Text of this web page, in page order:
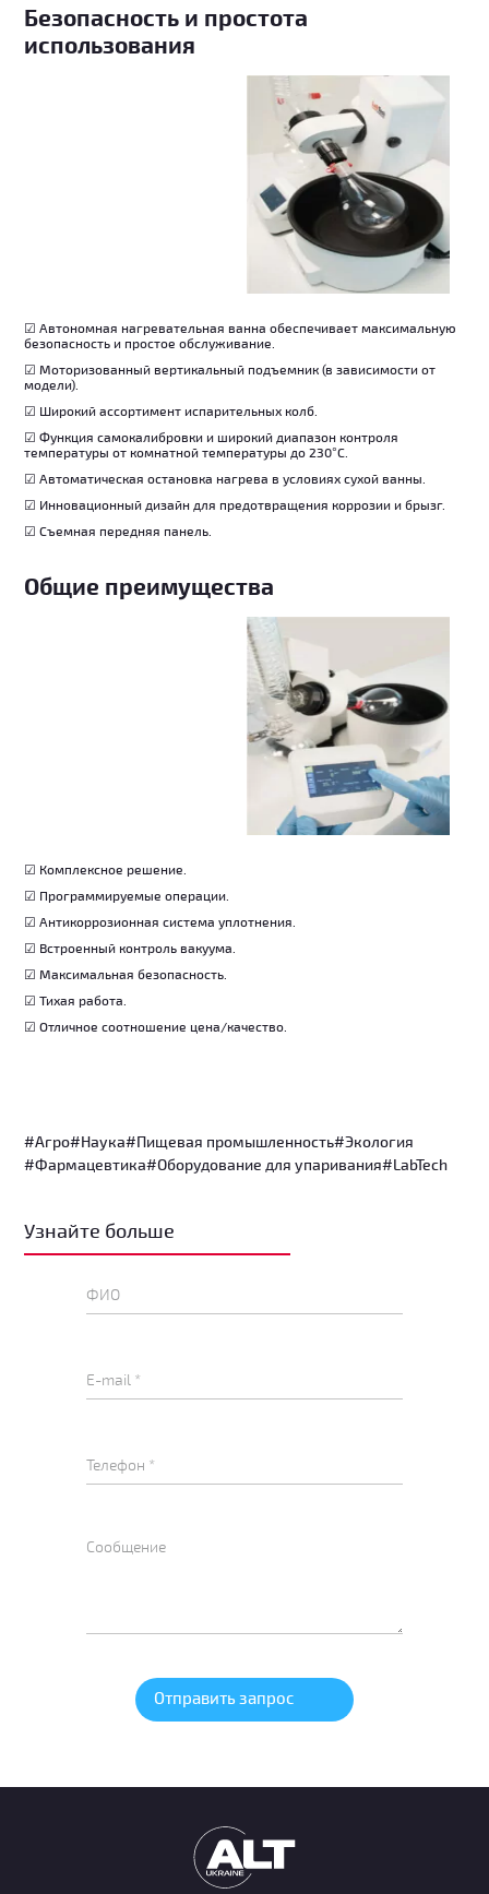
Безопасность и простота
использования
☑ Автономная нагревательная ванна обеспечивает максимальную
безопасность и простое обслуживание.
☑ Моторизованный вертикальный подъемник (в зависимости от
модели).
☑ Широкий ассортимент испарительных колб.
☑ Функция самокалибровки и широкий диапазон контроля
температуры от комнатной температуры до 230°C.
☑ Автоматическая остановка нагрева в условиях сухой ванны.
☑ Инновационный дизайн для предотвращения коррозии и брызг.
☑ Съемная передняя панель.
Общие преимущества
☑ Комплексное решение.
☑ Программируемые операции.
☑ Антикоррозионная система уплотнения.
☑ Встроенный контроль вакуума.
☑ Максимальная безопасность.
☑ Тихая работа.
☑ Отличное соотношение цена/качество.
#Агро#Наука#Пищевая промышленность#Экология
#Фармацевтика#Оборудование для упаривания#LabTech
Узнайте больше